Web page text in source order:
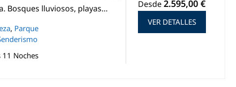
Bosques lluviosos, playas…
, Parque
11 Noches
Desde2.595,00 €
VER DETALLES